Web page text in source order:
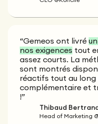
“Gemeos ont livré
nos exigences tout
assez courts. La
sont montrés
réactifs tout au long
complémentaire et
!”
Thibaud Bertrand
Head of Marketing